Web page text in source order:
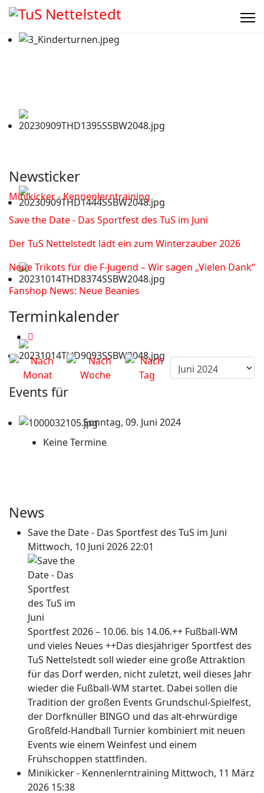
Newsticker
Minikicker - Kennenlerntraining
Save the Date - Das Sportfest des TuS im Juni
Der TuS Nettelstedt lädt ein zum Winterzauber 2026
Neue Trikots für die F-Jugend – Wir sagen „Vielen Dank“
Fanshop News: Neue Beanies
Terminkalender
Events für
Sonntag, 09. Juni 2024
Keine Termine
News
Save the Date - Das Sportfest des TuS im Juni
Mittwoch, 10 Juni 2026 22:01
Sportfest 2026 – 10.06. bis 14.06.++ Fußball-WM
und vieles Neues ++Das diesjähriger Sportfest des
TuS Nettelstedt soll wieder eine große Attraktion
für das Dorf werden, nicht zuletzt, weil dieses Jahr
wieder die Fußball-WM startet. Dabei sollen die
Tradition der großen Events Grundschul-Spielfest,
der Dorfknüller BINGO und das alt-ehrwürdige
Großfeld-Handball Turnier kombiniert mit neuen
Events wie einem Weinfest und einem
Frühschoppen stattfinden.
Minikicker - Kennenlerntraining Mittwoch, 11 März
2026 15:38